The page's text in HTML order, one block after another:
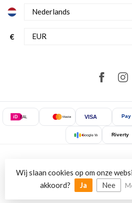
€
iD EAL Mastercard VISA Pay
Google Wallet Riverty
© Copyright 2026
Wij slaan cookies op om onze
akkoord?
Ja Nee